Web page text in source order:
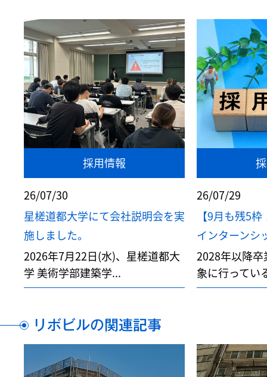
採用情報
26/07/30
星槎道都大学にて会社説明会を実
施しました。
2026年7月22日(水)、星槎道都大
学 美術学部建築学...
26/07/29
【9月も残5
インターンシ
2028年以降
象に行ってい
リボビルの関連記事